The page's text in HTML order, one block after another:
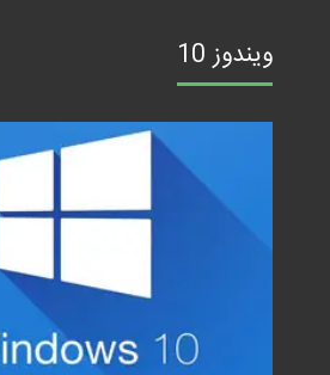
ویندوز 10